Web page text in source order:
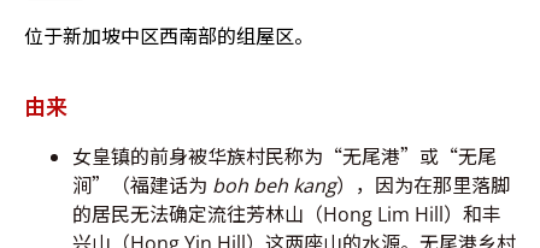
位于新加坡中区西南部的组屋区。
由来
女皇镇的前身被华族村民称为“无尾港”或“无尾
涧”（福建话为 boh beh kang），因为在那里落脚
的居民无法确定流往芳林山（Hong Lim Hill）和丰
兴山（Hong Yin Hill）这两座山的水源。无尾港乡村